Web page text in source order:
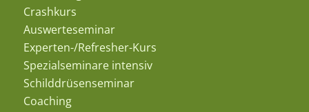
Crashkurs
Auswerteseminar
Experten-/Refresher-Kurs
Spezialseminare intensiv
Schilddrüsenseminar
Coaching